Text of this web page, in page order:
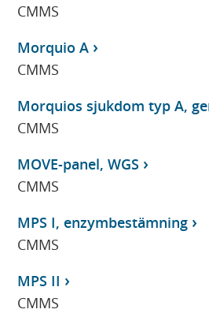
CMMS
Morquio A
CMMS
Morquios sjukdom typ A,
CMMS
MOVE-panel, WGS
CMMS
MPS I, enzymbestämning
CMMS
MPS II
CMMS